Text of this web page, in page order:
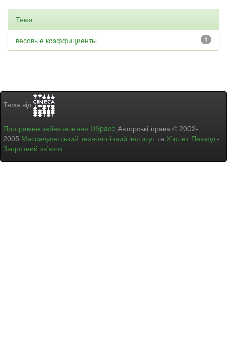
Тема
1
весовые коэффициенты
Тема від
Програмне забезпечення DSpace Авторські права © 2002-
2005 Массачусетський технологічний інститут та Х’юлет Пакард -
Зворотний зв’язок